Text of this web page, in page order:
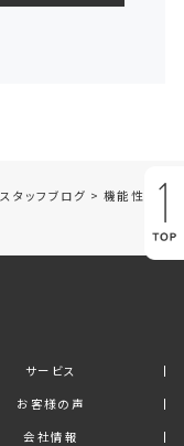
スタッフブログ > 機能性と
サービス
お客様の声
会社情報